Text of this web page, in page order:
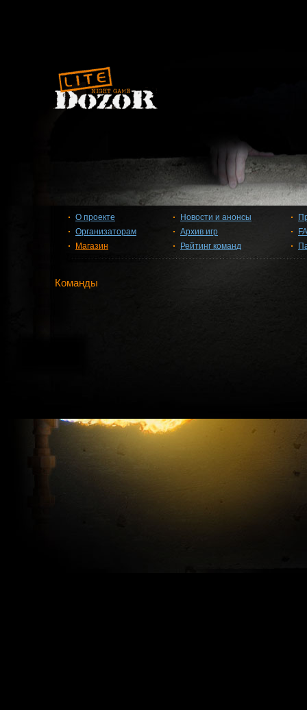
О проекте
Организаторам
Магазин
Новости и анонсы
Архив игр
Рейтинг команд
Команды